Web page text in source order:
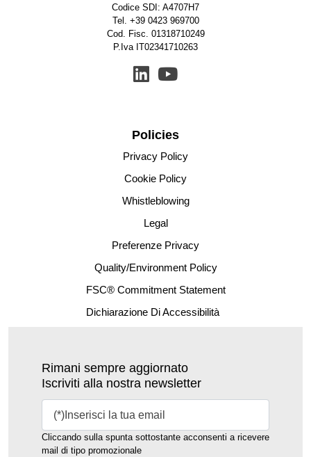
Codice SDI: A4707H7
Tel. +39 0423 969700
Cod. Fisc. 01318710249
P.Iva IT02341710263
Policies
Privacy Policy
Cookie Policy
Whistleblowing
Legal
Preferenze Privacy
Quality/Environment Policy
FSC® Commitment Statement
Dichiarazione Di Accessibilità
Rimani sempre aggiornato
Iscriviti alla nostra newsletter
Cliccando sulla spunta sottostante acconsenti a ricevere
mail di tipo promozionale